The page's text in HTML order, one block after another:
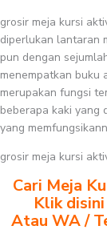
grosir meja kursi
diperlukan lantaran
pun dengan
menempatkan buku
merupakan fungsi
beberapa kaki yang
yang
grosir meja kursi
Cari Meja
Klik
Atau WA /